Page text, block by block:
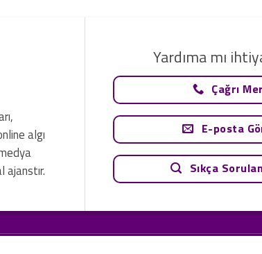
algı
ajanstır.
Yardıma mı
Çağrı
E-posta
Sıkça
resmi hukuki tavsiye olarak değerlendirilemez. Sadece